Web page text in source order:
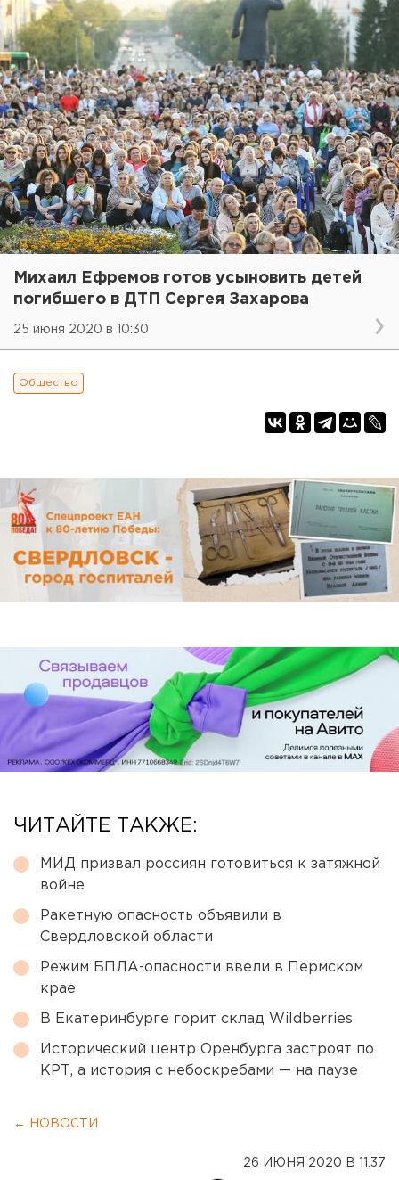
Михаил Ефремов готов усыновить детей
погибшего в ДТП Сергея Захарова
25 июня 2020 в 10:30
Общество
ЧИТАЙТЕ ТАКЖЕ:
МИД призвал россиян готовиться к затяжной
войне
Ракетную опасность объявили в
Свердловской области
Режим БПЛА-опасности ввели в Пермском
крае
В Екатеринбурге горит склад Wildberries
Исторический центр Оренбурга застроят по
КРТ, а история с небоскребами — на паузе
← НОВОСТИ
26 ИЮНЯ 2020 В 11:37